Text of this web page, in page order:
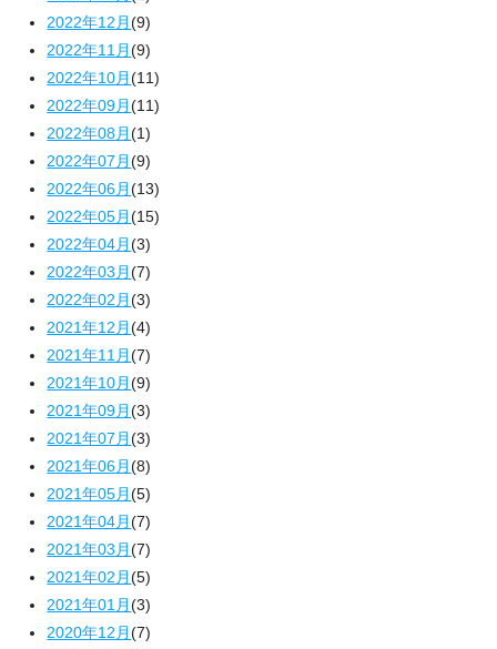
2022年12月(9)
2022年11月(9)
2022年10月(11)
2022年09月(11)
2022年08月(1)
2022年07月(9)
2022年06月(13)
2022年05月(15)
2022年04月(3)
2022年03月(7)
2022年02月(3)
2021年12月(4)
2021年11月(7)
2021年10月(9)
2021年09月(3)
2021年07月(3)
2021年06月(8)
2021年05月(5)
2021年04月(7)
2021年03月(7)
2021年02月(5)
2021年01月(3)
2020年12月(7)